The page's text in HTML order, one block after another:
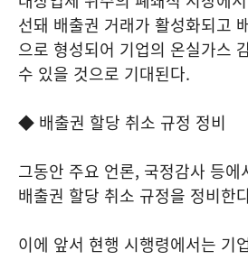
선돼 배출권 거래가 활성화되고
으로 형성되어 기업의 온실가스
수 있을 것으로 기대된다.
◆ 배출권 할당 취소 규정 정비
그동안 주요 언론, 국정감사 등에
배출권 할당 취소 규정을 정비한
이에 앞서 현행 시행령에서는 기